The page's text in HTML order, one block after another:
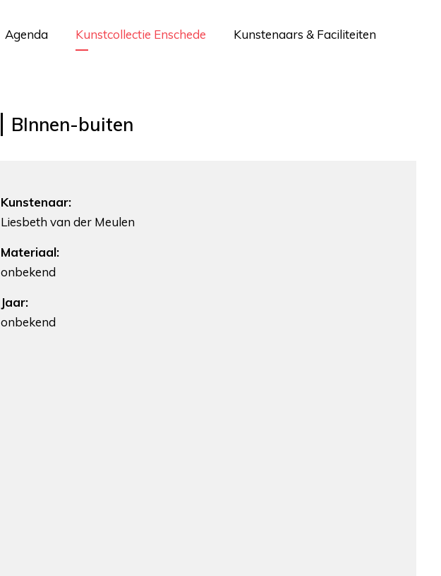
Agenda Kunstcollectie Enschede Kunstenaars & Faciliteiten
BInnen-buiten
Kunstenaar:
Liesbeth van der Meulen
Materiaal:
onbekend
Jaar:
onbekend